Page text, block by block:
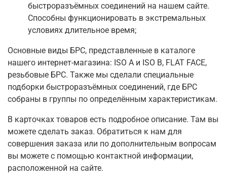
быстроразъёмных соединений на нашем сайте.
Способны функционировать в экстремальных
условиях длительное время;
Основные виды БРС, представленные в каталоге
нашего интернет-магазина: ISO A и ISO B, FLAT FACE,
резьбовые БРС. Также мы сделали специальные
подборки быстроразъёмных соединений, где БРС
собраны в группы по определённым характеристикам.
В карточках товаров есть подробное описание. Там вы
можете сделать заказ. Обратиться к нам для
совершения заказа или по дополнительным вопросам
вы можете с помощью контактной информации,
расположенной на сайте.